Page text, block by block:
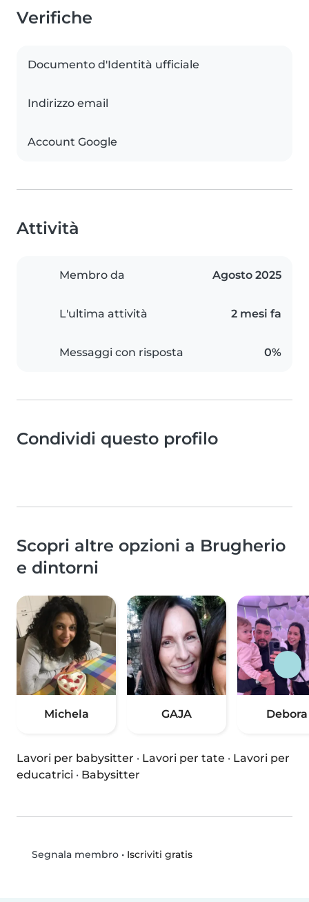
Verifiche
Documento d'Identità ufficiale
Indirizzo email
Account Google
Attività
Membro da Agosto 2025
L'ultima attività 2 mesi fa
Messaggi con risposta 0%
Condividi questo profilo
Scopri altre opzioni a Brugherio
e dintorni
Michela GAJA Debora
Lavori per babysitter · Lavori per tate · Lavori per
educatrici · Babysitter
Segnala membro• Iscriviti gratis